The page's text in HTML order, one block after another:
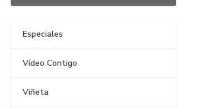
Especiales
Vídeo Contigo
Viñeta